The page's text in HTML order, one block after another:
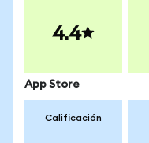
4.4
App Store
Calificación